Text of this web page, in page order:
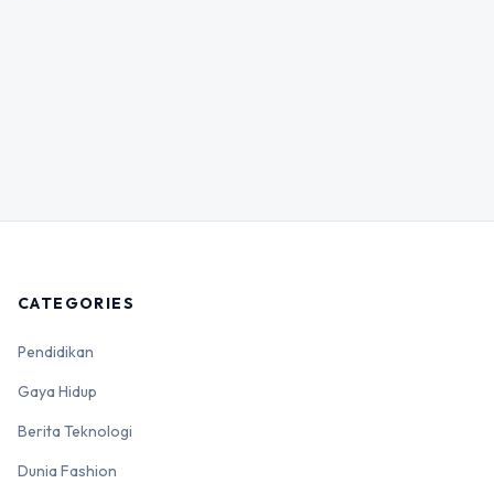
CATEGORIES
Pendidikan
Gaya Hidup
Berita Teknologi
Dunia Fashion